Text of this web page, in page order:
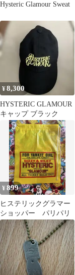
Hysteric Glamour Sweat
¥8,300
HYSTERIC GLAMOUR
キャップ ブラック
¥899
ヒステリックグラマー
ショッパー パリパリ